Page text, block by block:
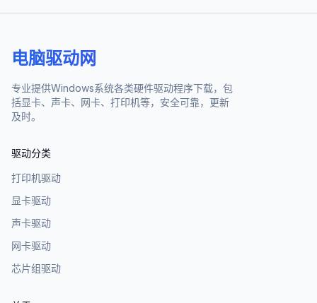
电脑驱动网
专业提供Windows系统各类硬件驱动程序下载，包
括显卡、声卡、网卡、打印机等，安全可靠，更新
及时。
驱动分类
打印机驱动
显卡驱动
声卡驱动
网卡驱动
芯片组驱动